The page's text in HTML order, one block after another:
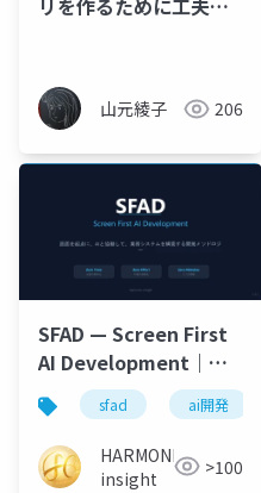
リを作るために工夫し
山元綾子 206
SFAD — Screen First
AI Development｜画
面を起点にAIと業務シ
ステムを構築する開発
メソドロジー
sfad ai開発
HARMONIC
insight
>100